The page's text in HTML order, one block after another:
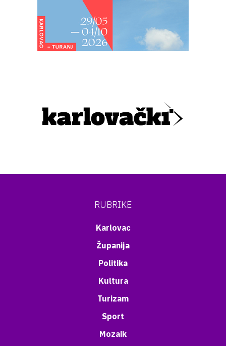
RUBRIKE
Karlovac
Županija
Politika
Kultura
Turizam
Sport
Mozaik